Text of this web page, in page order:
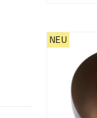
NEU